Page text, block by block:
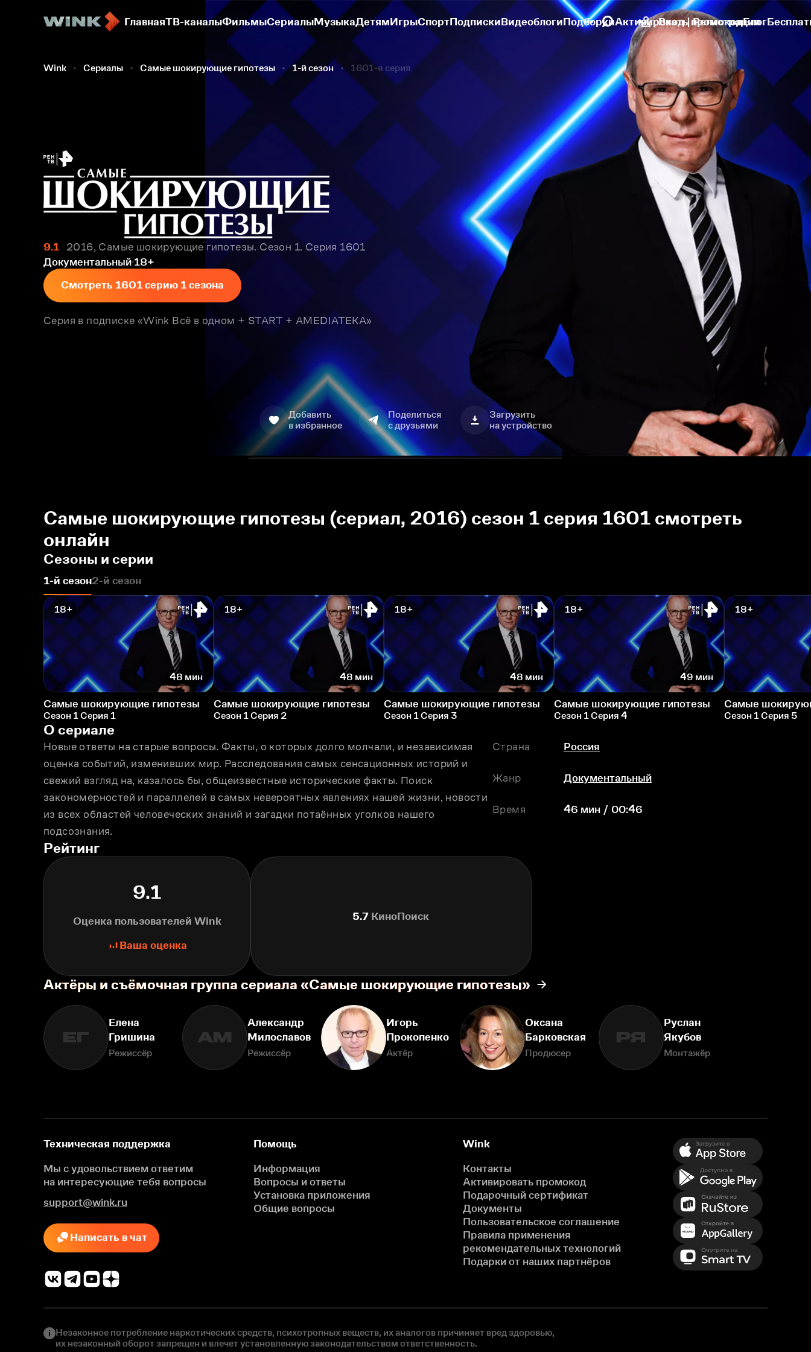
ГлавнаяТВ-каналыФильмыСериалыМузыкаДетямИгрыСпортПодпискиВидеоблогиПодборкиАктивировать промокодБлог
Вход | Регистрация
Wink Сериалы Самые шокирующие гипотезы 1-й сезон 1601-я серия
9.1
2016, Самые шокирующие гипотезы. Сезон 1. Серия 1601
Документальный 18+
Смотреть 1601 серию 1 сезона
Серия в подписке «Wink Всё в одном + START + AMEDIATEKA»
Добавить
в избранное
Поделиться
с друзьями
Загрузить
на устройство
Самые шокирующие гипотезы (сериал, 2016) сезон 1 серия 1601 смотреть
онлайн
Сезоны и серии
1-й сезон2-й сезон
18+
48 мин
Самые шокирующие гипотезы
Сезон 1 Серия 1
18+
48 мин
Самые шокирующие гипотезы
Сезон 1 Серия 2
18+
48 мин
Самые шокирующие гипотезы
Сезон 1 Серия 3
18+
49 мин
Самые шокирующие гипотезы
Сезон 1 Серия 4
18+
Самые
Сезон 1 Серия 5
О сериале
Новые ответы на старые вопросы. Факты, о которых долго молчали, и независимая
оценка событий, изменивших мир. Расследования самых сенсационных историй и
свежий взгляд на, казалось бы, общеизвестные исторические факты. Поиск
закономерностей и параллелей в самых невероятных явлениях нашей жизни, новости
из всех областей человеческих знаний и загадки потаённых уголков нашего
подсознания.
Страна Россия
Жанр Документальный
Время 46 мин / 00:46
Рейтинг
9.1
Оценка пользователей Wink
Ваша оценка
5.7 КиноПоиск
Актёры и съёмочная группа сериала «Самые шокирующие гипотезы»
ЕГ
Елена
Гришина
Режиссёр
АМ
Александр
Милославов
Режиссёр
Игорь
Прокопенко
Актёр
Оксана
Барковская
Продюсер
РЯ
Руслан
Якубов
Монтажёр
Техническая поддержка
Мы с удовольствием ответим
на интересующие тебя вопросы
support@wink.ru
Написать в чат
Помощь
Информация
Вопросы и ответы
Установка приложения
Общие вопросы
Wink
Контакты
Активировать промокод
Подарочный сертификат
Документы
Пользовательское соглашение
Правила применения
рекомендательных технологий
Подарки от наших партнёров
Незаконное потребление наркотических средств, психотропных веществ, их аналогов причиняет вред здоровью,
их незаконный оборот запрещен и влечет установленную законодательством ответственность.